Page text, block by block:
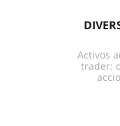
Activos
trader: